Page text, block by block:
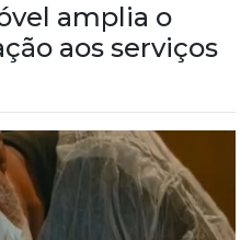
amplia o
aos serviços